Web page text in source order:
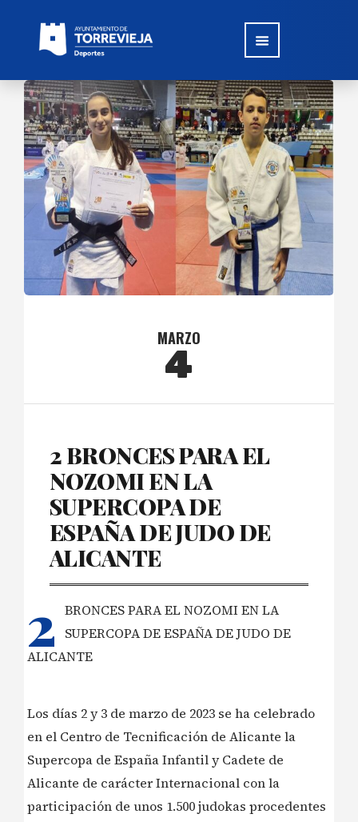
MARZO
4
2 BRONCES PARA EL
NOZOMI EN LA
SUPERCOPA DE
ESPAÑA DE JUDO DE
ALICANTE
2 BRONCES PARA EL NOZOMI EN LA
SUPERCOPA DE ESPAÑA DE JUDO DE
ALICANTE
Los días 2 y 3 de marzo de 2023 se ha celebrado
en el Centro de Tecnificación de Alicante la
Supercopa de España Infantil y Cadete de
Alicante de carácter Internacional con la
participación de unos 1.500 judokas procedentes